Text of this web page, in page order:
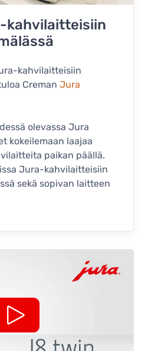
kahvilaitteisiin
kahvilaitteisiin
Creman Jura
olevassa Jura
kokeilemaan laajaa
paikan päällä.
Jura-kahvilaitteisiin
sekä sopivan laitteen